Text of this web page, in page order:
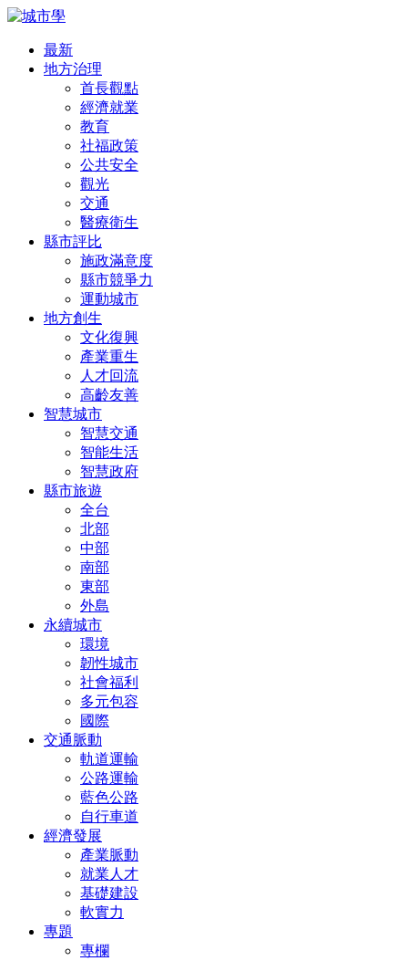
最新
地方治理
首長觀點
經濟就業
教育
社福政策
公共安全
觀光
交通
醫療衛生
縣市評比
施政滿意度
縣市競爭力
運動城市
地方創生
文化復興
產業重生
人才回流
高齡友善
智慧城市
智慧交通
智能生活
智慧政府
縣市旅遊
全台
北部
中部
南部
東部
外島
永續城市
環境
韌性城市
社會福利
多元包容
國際
交通脈動
軌道運輸
公路運輸
藍色公路
自行車道
經濟發展
產業脈動
就業人才
基礎建設
軟實力
專題
專欄